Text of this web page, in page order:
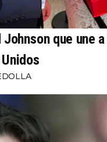
que une